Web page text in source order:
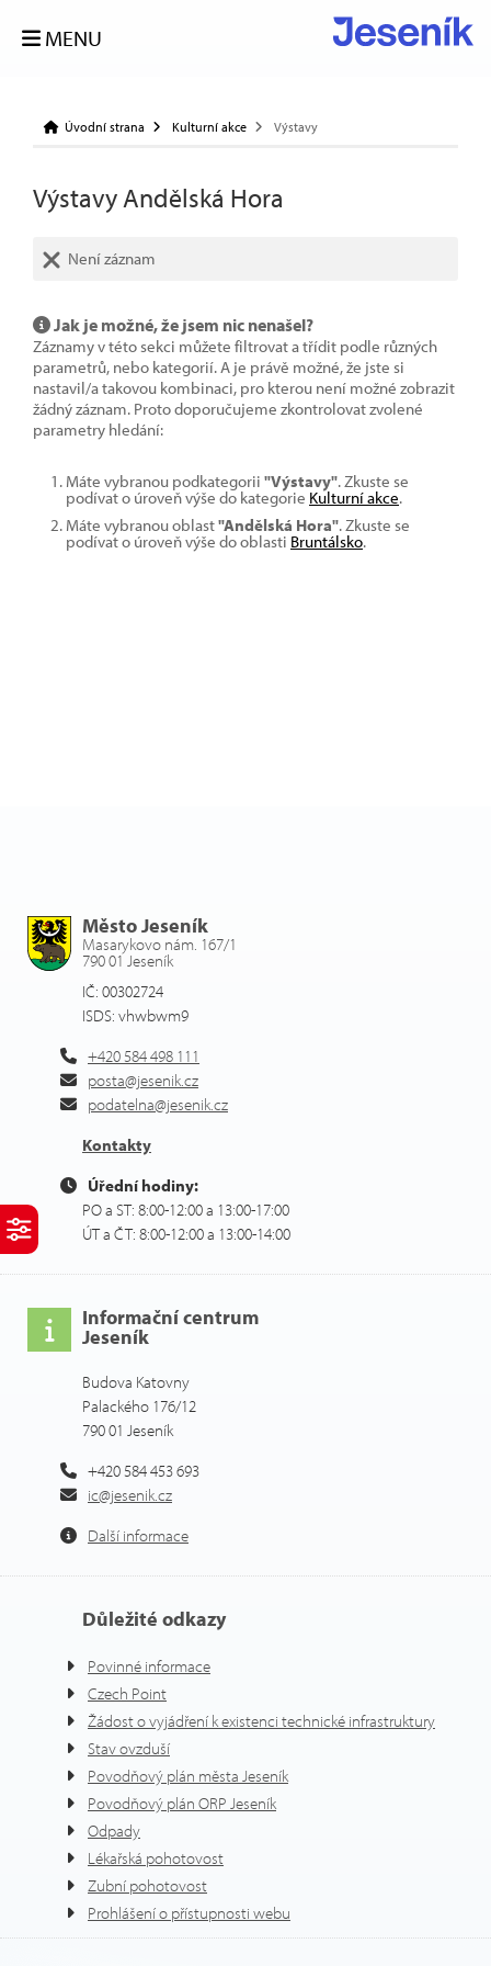
MENU
Úvodní strana Kulturní akce Výstavy
Výstavy Andělská Hora
Není záznam
Jak je možné, že jsem nic nenašel?
Záznamy v této sekci můžete filtrovat a třídit podle různých
parametrů, nebo kategorií. A je právě možné, že jste si
nastavil/a takovou kombinaci, pro kterou není možné zobrazit
žádný záznam. Proto doporučujeme zkontrolovat zvolené
parametry hledání:
Máte vybranou podkategorii "Výstavy". Zkuste se
podívat o úroveň výše do kategorie Kulturní akce.
Máte vybranou oblast"Andělská Hora". Zkuste se
podívat o úroveň výše do oblasti Bruntálsko.
Město Jeseník
Masarykovo nám. 167/1
790 01 Jeseník
IČ: 00302724
ISDS: vhwbwm9
+420 584 498 111
posta@jesenik.cz
podatelna@jesenik.cz
Kontakty
Úřední hodiny:
PO a ST: 8:00-12:00 a 13:00-17:00
ÚT a ČT: 8:00-12:00 a 13:00-14:00
Informační centrum
Jeseník
Budova Katovny
Palackého 176/12
790 01 Jeseník
+420 584 453 693
ic@jesenik.cz
Další informace
Důležité odkazy
Povinné informace
Czech Point
Žádost o vyjádření k existenci technické infrastruktury
Stav ovzduší
Povodňový plán města Jeseník
Povodňový plán ORP Jeseník
Odpady
Lékařská pohotovost
Zubní pohotovost
Prohlášení o přístupnosti webu